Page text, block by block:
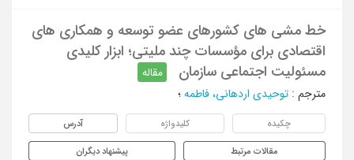
خط مشی های کشورهای عضو توسعه و همکاری های
اقتصادی برای مؤسسات چند ملیتی؛ ابزار کلیدی
مسئولیت اجتماعی سازمان
مقاله
مترجم : توحیدی اردهانی، فاطمه ؛
چکیده کلیدواژه آدرس
مقالات مرتبط پیشنهاد دیگران